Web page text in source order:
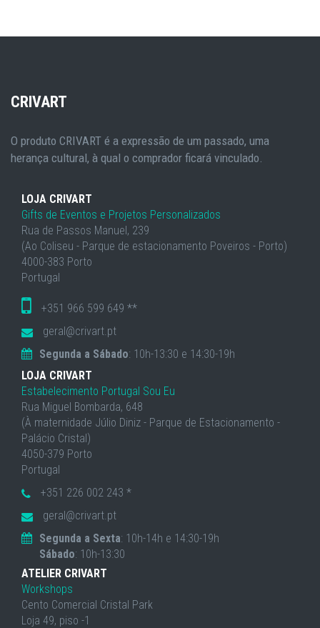
CRIVART
O produto CRIVART é a expressão de um passado, uma
herança cultural, à qual o comprador ficará vinculado.
LOJA CRIVART
Gifts de Eventos e Projetos Personalizados
Rua de Passos Manuel, 239
(Ao Coliseu - Parque de estacionamento Poveiros - Porto)
4000-383 Porto
Portugal
+351 966 599 649 **
geral@crivart.pt
Segunda a Sábado: 10h-13:30 e 14:30-19h
LOJA CRIVART
Estabelecimento Portugal Sou Eu
Rua Miguel Bombarda, 648
(À maternidade Júlio Diniz - Parque de Estacionamento -
Palácio Cristal)
4050-379 Porto
Portugal
+351 226 002 243 *
geral@crivart.pt
Segunda a Sexta: 10h-14h e 14:30-19h
Sábado: 10h-13:30
ATELIER CRIVART
Workshops
Cento Comercial Cristal Park
Loja 49, piso -1